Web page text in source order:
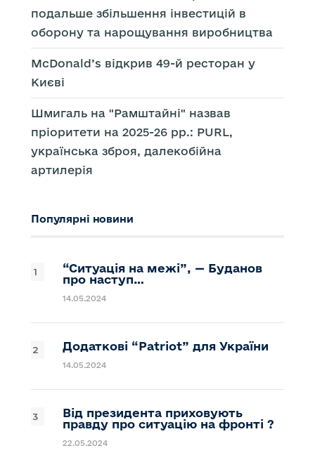
подальше збільшення інвестицій в
оборону та нарощування виробництва
McDonald’s відкрив 49-й ресторан у
Києві
Шмигаль на "Рамштайні" назвав
пріоритети на 2025-26 рр.: PURL,
українська зброя, далекобійна
артилерія
Популярні новини
“Ситуація на межі”, — Буданов
про наступ…
14.05.2024
Додаткові “Patriot” для України
14.05.2024
Від президента приховують
правду про ситуацію на фронті ?
22.05.2024